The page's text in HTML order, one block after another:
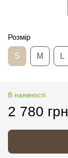
Розмір
S M L
В наявності
2 780 грн